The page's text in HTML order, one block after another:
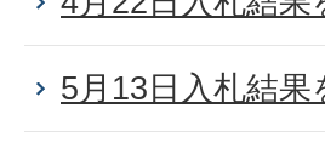
5月13日入札結